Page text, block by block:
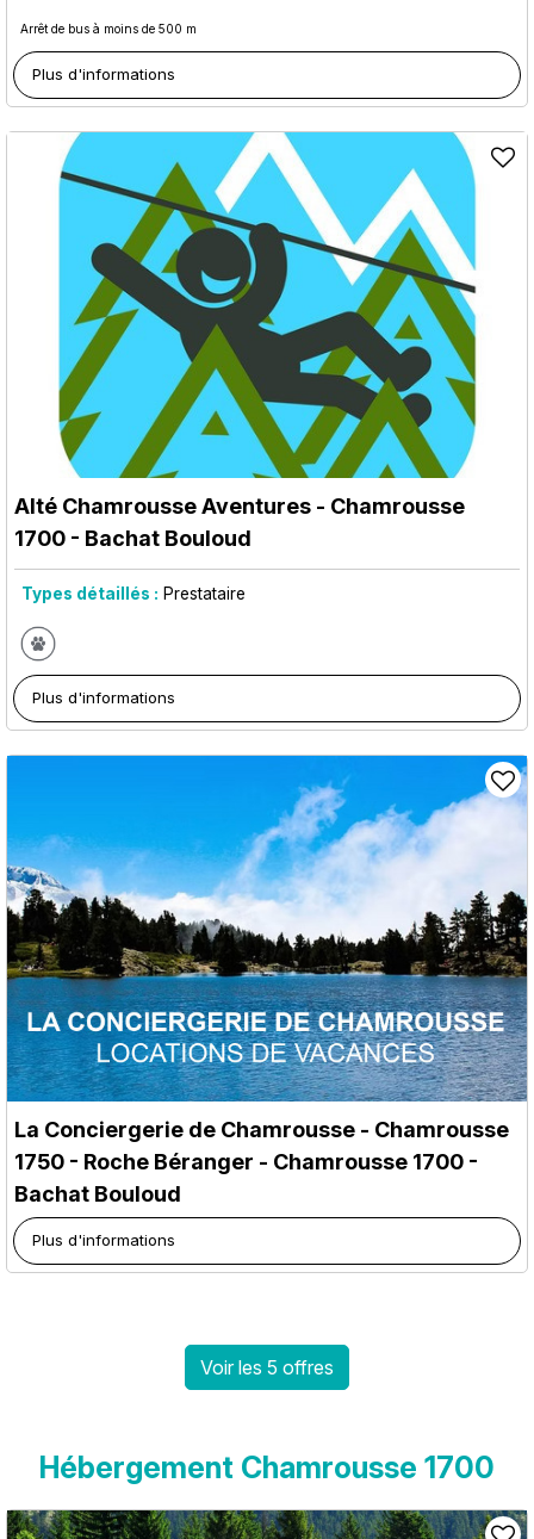
Arrêt de bus à moins de 500 m
Plus d'informations
Alté Chamrousse Aventures - Chamrousse
1700 - Bachat Bouloud
Types détaillés : Prestataire
Plus d'informations
La Conciergerie de Chamrousse - Chamrousse
1750 - Roche Béranger - Chamrousse 1700 -
Bachat Bouloud
Plus d'informations
Voir les 5 offres
Hébergement Chamrousse 1700